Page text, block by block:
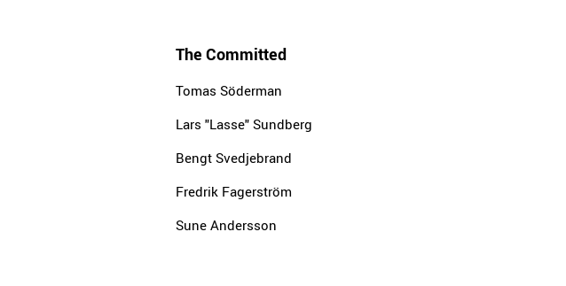
The Committed
Tomas Söderman
Lars "Lasse" Sundberg
Bengt Svedjebrand
Fredrik Fagerström
Sune Andersson